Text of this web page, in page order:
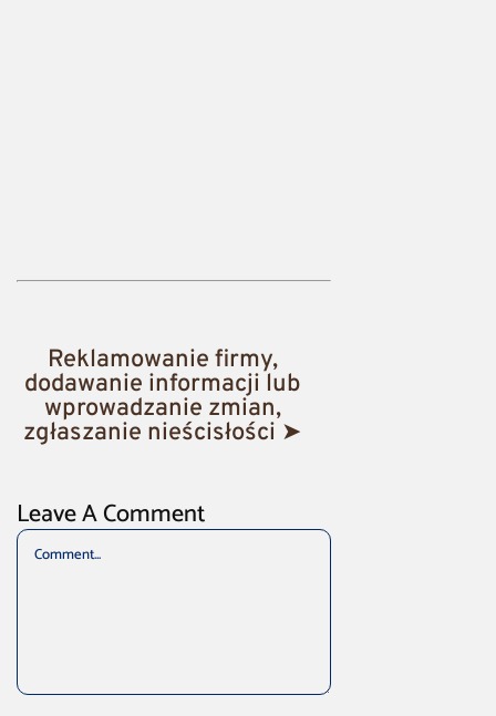
Reklamowanie firmy,
dodawanie informacji lub
wprowadzanie zmian,
zgłaszanie nieścisłości ➤
Leave A Comment
Comment